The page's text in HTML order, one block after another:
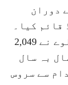
دوران
قائم کیا۔
جنوری سے اکتوبر تک، چینی ریلوے نے 2,049
بہ سال
سے سروس